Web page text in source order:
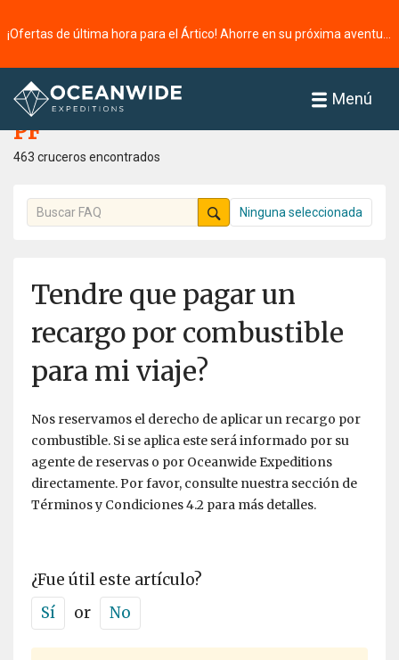
Menú
Página principal
PF
463 cruceros encontrados
Ninguna seleccionada
Tendre que pagar un
recargo por combustible
para mi viaje?
Nos reservamos el derecho de aplicar un recargo por
combustible. Si se aplica este será informado por su
agente de reservas o por Oceanwide Expeditions
directamente. Por favor, consulte nuestra sección de
Términos y Condiciones 4.2 para más detalles.
¿Fue útil este artículo?
Sí
or No